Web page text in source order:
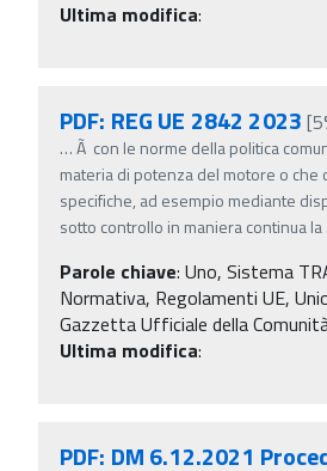
Ultima modifica:
PDF: REG UE 2842 2023
…Ã con le norme della politica
materia di potenza del motore o che
specifiche, ad esempio mediante
sotto controllo in maniera continua la
Parole chiave: Uno, Sistema
Normativa, Regolamenti UE,
Gazzetta Ufficiale della
Ultima modifica:
PDF: DM 6.12.2021